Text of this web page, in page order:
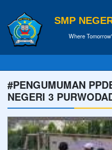
SMP
Where
#PENGUMUMAN
NEGERI 3